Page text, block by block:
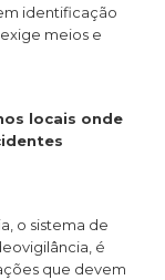
identificação
meios e
locais onde
o sistema de
é
que devem